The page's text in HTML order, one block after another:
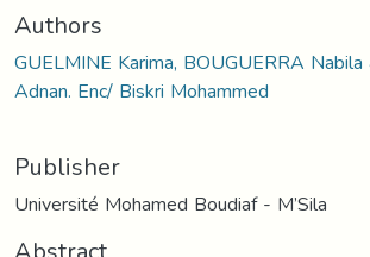
Authors
GUELMINE Karima, BOUGUERRA
Adnan. Enc/ Biskri Mohammed
Publisher
Université Mohamed Boudiaf - M’Sila